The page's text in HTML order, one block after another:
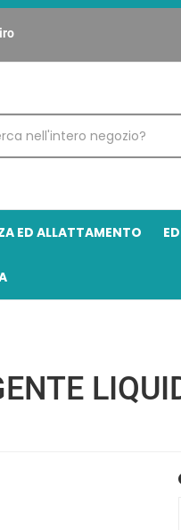
ED ALLATTAMENTO